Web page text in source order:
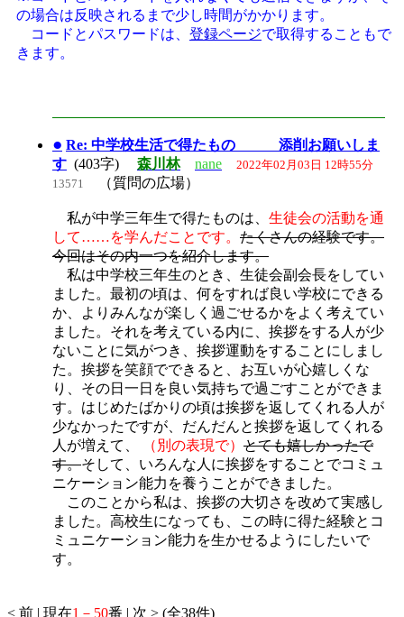
の場合は反映されるまで少し時間がかかります。
コードとパスワードは、 登録ページで取得することもで
きます。
● Re: 中学校生活で得たもの 添削お願いしま
す (403字) 森川林 nane
2022年02月03日 12時55分
13571
（質問の広場）
私が中学三年生で得たものは、 生徒会の活動を通
して……を学んだことです。 たくさんの経験です。
今回はその内一つを紹介します。
私は中学校三年生のとき、生徒会副会長をしてい
ました。最初の頃は、何をすれば良い学校にできる
か、よりみんなが楽しく過ごせるかをよく考えてい
ました。それを考えている内に、挨拶をする人が少
ないことに気がつき、挨拶運動をすることにしまし
た。挨拶を笑顔でできると、お互いが心嬉しくな
り、その日一日を良い気持ちで過ごすことができま
す。はじめたばかりの頃は挨拶を返してくれる人が
少なかったですが、だんだんと挨拶を返してくれる
人が増えて、
（別の表現で） とても嬉しかったで
す。そして、いろんな人に挨拶をすることでコミュ
ニケーション能力を養うことができました。
このことから私は、挨拶の大切さを改めて実感し
ました。高校生になっても、この時に得た経験とコ
ミュニケーション能力を生かせるようにしたいで
す。
< 前 | 現在1－50番 | 次 > (全38件)